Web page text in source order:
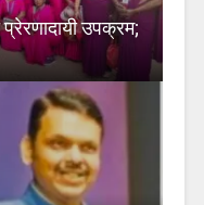
उपक्रम;